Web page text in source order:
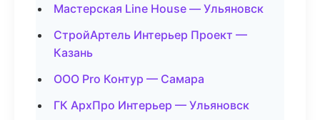
Мастерская Line House — Ульяновск
СтройАртель Интерьер Проект —
Казань
ООО Pro Контур — Самара
ГК АрхПро Интерьер — Ульяновск